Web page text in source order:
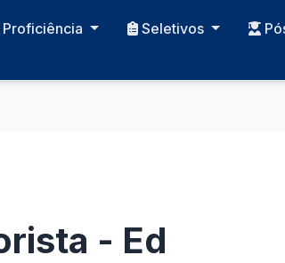
Proficiência Seletivos
- Ed